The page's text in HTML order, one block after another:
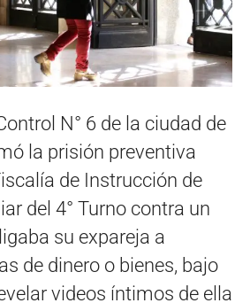
N° 6 de la ciudad de
la prisión preventiva
de Instrucción de
del 4° Turno contra un
su expareja a
de dinero o bienes, bajo
videos íntimos de ella